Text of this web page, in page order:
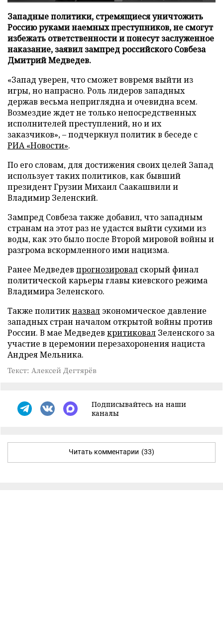
Западные политики, стремящиеся уничтожить
Россию руками наемных преступников, не смогут
избежать ответственности и понесут заслуженное
наказание, заявил зампред российского Совбеза
Дмитрий Медведев.
«Запад уверен, что сможет вовремя выйти из
игры, но напрасно. Роль лидеров западных
держав весьма неприглядна и очевидна всем.
Возмездие ждет не только непосредственных
исполнителей преступлений, но и их
заказчиков», – подчеркнул политик в беседе с
РИА «Новости».
По его словам, для достижения своих целей Запад
использует таких политиков, как бывший
президент Грузии Михаил Саакашвили и
Владимир Зеленский.
Зампред Совбеза также добавил, что западным
странам на этот раз не удастся выйти сухими из
воды, как это было после Второй мировой войны и
разгрома вскормленного ими нацизма.
Ранее Медведев прогнозировал скорый финал
политической карьеры главы киевского режима
Владимира Зеленского.
Также политикназвал экономическое давление
западных стран началом открытой войны против
России. В мае Медведев критиковал Зеленского за
участие в церемонии перезахоронения нациста
Андрея Мельника.
Текст: Алексей Дегтярёв
Подписывайтесь на наши
каналы
Читать комментарии (33)